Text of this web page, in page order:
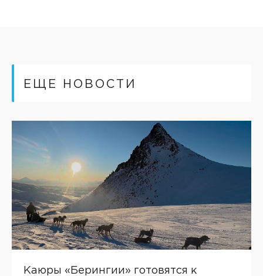
ЕЩЕ НОВОСТИ
Каюры «Берингии» готовятся к